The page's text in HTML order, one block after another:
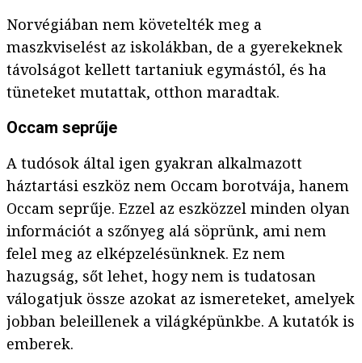
Norvégiában nem követelték meg a
maszkviselést az iskolákban, de a gyerekeknek
távolságot kellett tartaniuk egymástól, és ha
tüneteket mutattak, otthon maradtak.
Occam seprűje
A tudósok által igen gyakran alkalmazott
háztartási eszköz nem Occam borotvája, hanem
Occam seprűje. Ezzel az eszközzel minden olyan
információt a szőnyeg alá söprünk, ami nem
felel meg az elképzelésünknek. Ez nem
hazugság, sőt lehet, hogy nem is tudatosan
válogatjuk össze azokat az ismereteket, amelyek
jobban beleillenek a világképünkbe. A kutatók is
emberek.